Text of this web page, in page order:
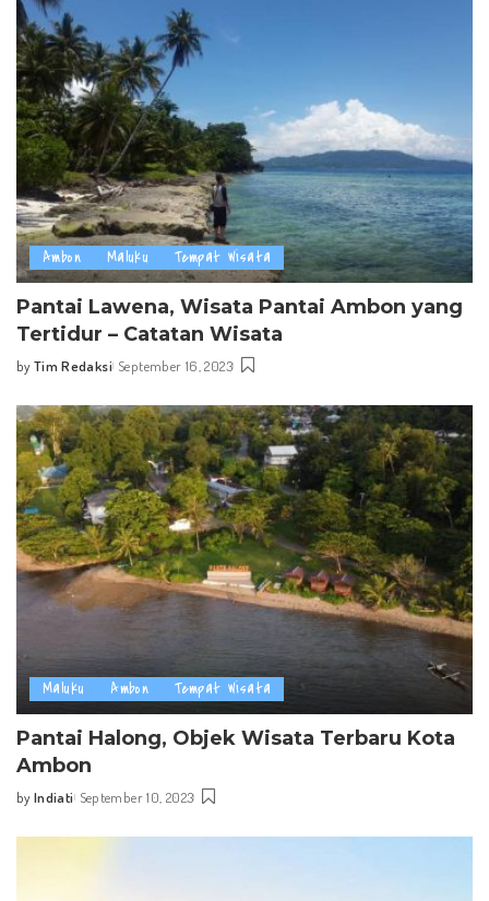
Ambon Maluku Tempat Wisata
Pantai Lawena, Wisata Pantai Ambon yang
Tertidur – Catatan Wisata
Posted
by Tim Redaksi September 16, 2023
Maluku Ambon Tempat Wisata
Pantai Halong, Objek Wisata Terbaru Kota
Ambon
Posted
by Indiati September 10, 2023